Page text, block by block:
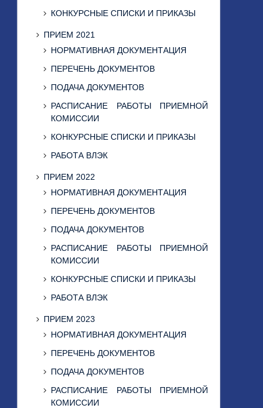
КОНКУРСНЫЕ СПИСКИ И ПРИКАЗЫ
ПРИЕМ 2021
НОРМАТИВНАЯ ДОКУМЕНТАЦИЯ
ПЕРЕЧЕНЬ ДОКУМЕНТОВ
ПОДАЧА ДОКУМЕНТОВ
РАСПИСАНИЕ РАБОТЫ ПРИЕМНОЙ
КОМИССИИ
КОНКУРСНЫЕ СПИСКИ И ПРИКАЗЫ
РАБОТА ВЛЭК
ПРИЕМ 2022
НОРМАТИВНАЯ ДОКУМЕНТАЦИЯ
ПЕРЕЧЕНЬ ДОКУМЕНТОВ
ПОДАЧА ДОКУМЕНТОВ
РАСПИСАНИЕ РАБОТЫ ПРИЕМНОЙ
КОМИССИИ
КОНКУРСНЫЕ СПИСКИ И ПРИКАЗЫ
РАБОТА ВЛЭК
ПРИЕМ 2023
НОРМАТИВНАЯ ДОКУМЕНТАЦИЯ
ПЕРЕЧЕНЬ ДОКУМЕНТОВ
ПОДАЧА ДОКУМЕНТОВ
РАСПИСАНИЕ РАБОТЫ ПРИЕМНОЙ
КОМИССИИ